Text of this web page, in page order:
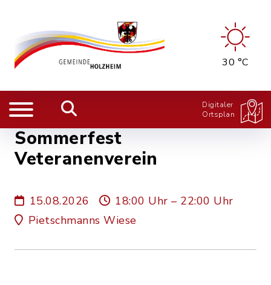
30 °C
Digitaler
Ortsplan
Sommerfest
Veteranenverein
15.08.2026
18:00 Uhr – 22:00 Uhr
Pietschmanns Wiese